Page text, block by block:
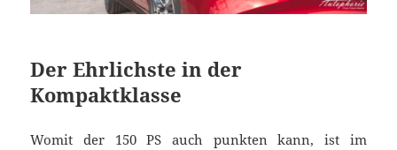
Der Ehrlichste in der
Kompaktklasse
Womit der 150 PS auch punkten kann, ist im